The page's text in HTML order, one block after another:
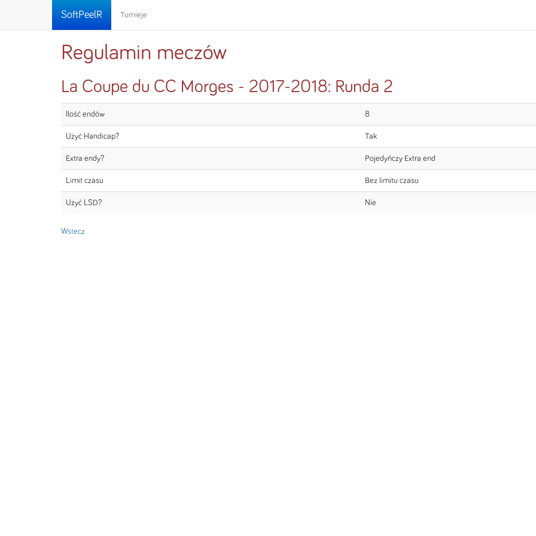
SoftPeelR Turnieje
Regulamin meczów
La Coupe du CC Morges - 2017-2018: Runda 2
Ilość endów 8
Użyć Handicap? Tak
Extra endy? Pojedyńczy Extra end
Limit czasu Bez limitu czasu
Użyć LSD? Nie
Wstecz